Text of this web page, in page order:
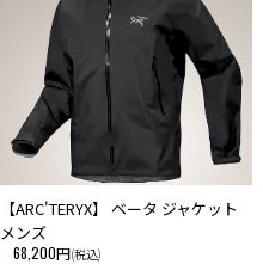
【ARC'TERYX】 ベータ ジャケット
メンズ
68,200円(税込)